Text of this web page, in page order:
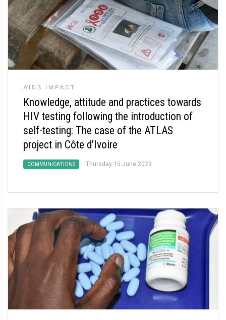
AIDS IMPACT
Knowledge, attitude and practices towards
HIV testing following the introduction of
self-testing: The case of the ATLAS
project in Côte d’Ivoire
COMMUNICATIONS Thursday 15 June 2023